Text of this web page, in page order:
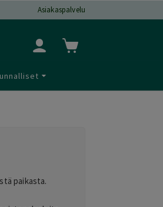
Asiakaspalvelu
paikasta.